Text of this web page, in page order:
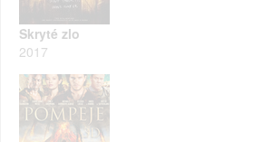
Skryté zlo
2017